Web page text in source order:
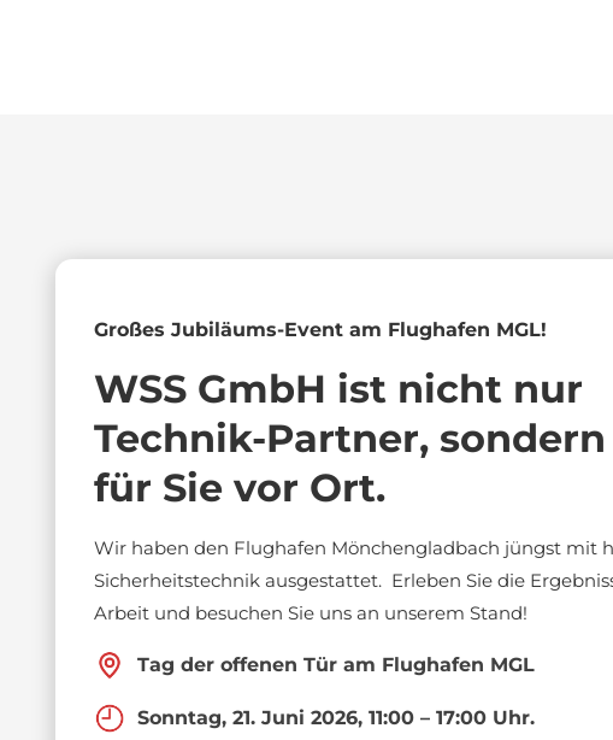
Großes Jubiläums-Event am Flughafen MGL!
WSS GmbH ist nicht nur
Technik-Partner,
für Sie vor Ort.
Wir haben den Flughafen Mönchengladbach jüngst mit
Sicherheitstechnik ausgestattet. Erleben Sie die
Arbeit und besuchen Sie uns an unserem Stand!
Tag der offenen Tür am Flughafen MGL
Sonntag, 21. Juni 2026, 11:00 – 17:00 Uhr.